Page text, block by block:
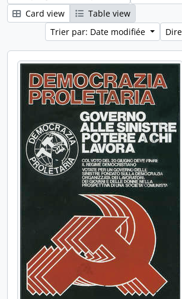
Card view
Table view
Trier par: Date modifiée